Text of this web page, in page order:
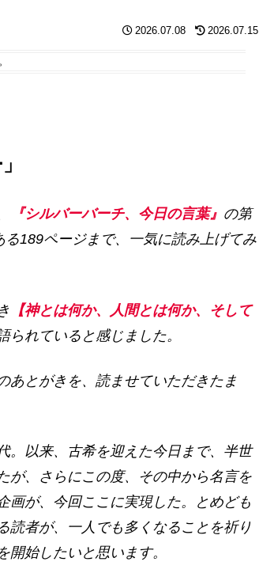
2026.07.08 2026.07.15
『シルバーバーチ、今日の言葉』 の第
189ページまで、一気に読み上げてみ
【神とは何か、人間とは何か、そして
れていると感じました。
あとがきを、読ませていただきたま
。以来、古希を迎えた今日まで、半世
が、さらにこの度、その中から名言を
画が、今回ここに実現した。とめども
読者が、一人でも多くなることを祈り
始したいと思います。